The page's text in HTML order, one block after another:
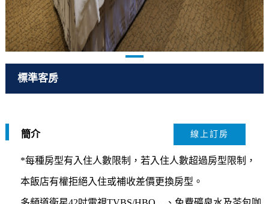
標準客房
線上訂房
簡介
*每種房型有入住人數限制，若入住人數超過房型限制，
本飯店有權拒絕入住或補收差價更換房型。